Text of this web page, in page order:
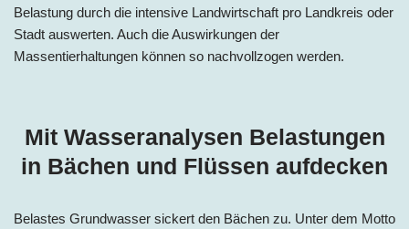
Belastung durch die intensive Landwirtschaft pro Landkreis oder
Stadt auswerten. Auch die Auswirkungen der
Massentierhaltungen können so nachvollzogen werden.
Mit Wasseranalysen Belastungen
in Bächen und Flüssen aufdecken
Belastes Grundwasser sickert den Bächen zu. Unter dem Motto